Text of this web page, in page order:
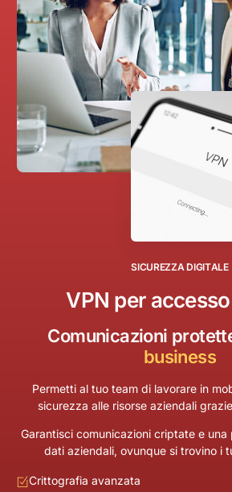
SICUREZZADIGITALE
VPN per
Comunicazioni
business
Permetti al tuo team di lavorare in
sicurezza alle risorse aziendali
Garantisci comunicazioni criptate e
dati aziendali, ovunque si trovino i
Crittografia avanzata